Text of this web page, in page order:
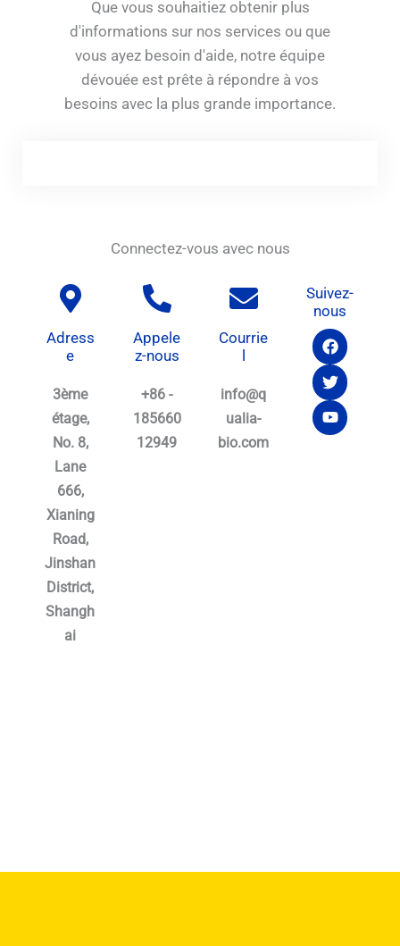
Que vous souhaitiez obtenir plus
d'informations sur nos services ou que
vous ayez besoin d'aide, notre équipe
dévouée est prête à répondre à vos
besoins avec la plus grande importance.
Connectez-vous avec nous
Adress
e
3ème
étage,
No. 8,
Lane
666,
Xianing
Road,
Jinshan
District,
Shangh
ai
Appele
z-nous
+86 -
185660
12949
Courrie
info@q
ualia-
bio.com
Suivez-
nous
F
a
c
e
b
o
o
T
w
i
t
t
e
r
Y
o
u
t
u
b
e